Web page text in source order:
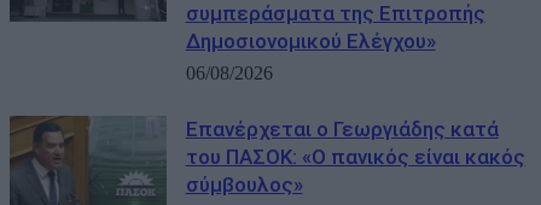
συμπεράσματα της Επιτροπής
Δημοσιονομικού Ελέγχου»
06/08/2026
Επανέρχεται ο Γεωργιάδης κατά
του ΠΑΣΟΚ: «Ο πανικός είναι κακός
σύμβουλος»